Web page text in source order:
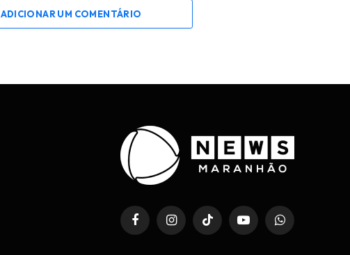
ADICIONAR UM COMENTÁRIO
FacebookInstagramTikTok YouTubeWhatsApp